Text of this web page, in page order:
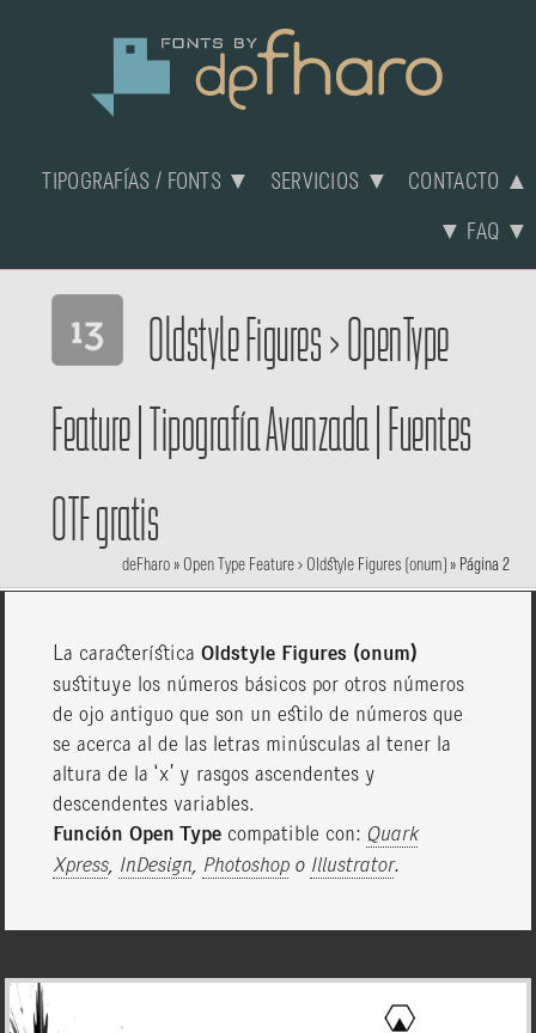
TIPOGRAFÍAS / FONTS ▼ SERVICIOS ▼ CONTACTO ▲
▼ FAQ ▼
Oldstyle Figures>OpenType
Feature |Tipografía Avanzada Fuentes
OTF gratis
deFharo» Open Type Feature > Oldstyle Figures (onum) » Página 2
La característicaOldstyle Figures (onum)
sustituye los números básicos por otros números
de ojo antiguo que son un estilo de números que
se acerca al de las letras minúsculas al tener la
altura de la ‘x’ y rasgos ascendentes y
descendentes variables.
Función Open Type compatible con: Quark
Xpress, InDesign, Photoshopo Illustrator.